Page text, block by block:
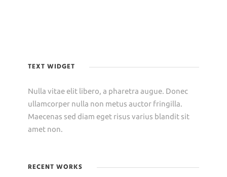
TEXT WIDGET
Nulla vitae elit libero, a pharetra augue. Donec
ullamcorper nulla non metus auctor fringilla.
Maecenas sed diam eget risus varius blandit sit
amet non.
RECENT WORKS